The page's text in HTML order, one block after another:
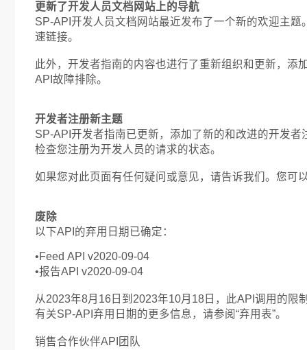
更新了开发人员文档网站上的导航
SP-API开发人员文档网站最近发布了一个新的欢迎主
速链接。
此外，开发者指南的内容也进行了重新组织和更新，
API故障排除。
开发者注册新主题
SP-API开发者指南已更新，添加了新的和改进的开发
检查您注册为开发人员的请求的状态。
如果您对此页面有任何疑问或意见，请告诉我们。您可
废除
以下API的弃用日期已确定：
•Feed API v2020-09-04
•报告API v2020-09-04
从2023年8月16日到2023年10月18日，此API调用的
有关SP-API弃用日期的更多信息，请参阅“弃用表”。
销售合作伙伴API团队